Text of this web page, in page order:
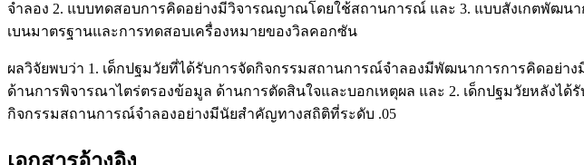
จำลอง 2. แบบทดสอบการคิดอย่างมีวิจารณญาณโดยใช้สถานการณ์ และ 3. แบบสังเกตพัฒน
เบนมาตรฐานและการทดสอบเครื่องหมายของวิลคอกซัน
ผลวิจัยพบว่า 1. เด็กปฐมวัยที่ได้รับการจัดกิจกรรมสถานการณ์จำลองมีพัฒนาการการคิดอย่
ด้านการพิจารณาไตร่ตรองข้อมูล ด้านการตัดสินใจและบอกเหตุผล และ 2. เด็กปฐมวัยหลัง
กิจกรรมสถานการณ์จำลองอย่างมีนัยสำคัญทางสถิติที่ระดับ .05